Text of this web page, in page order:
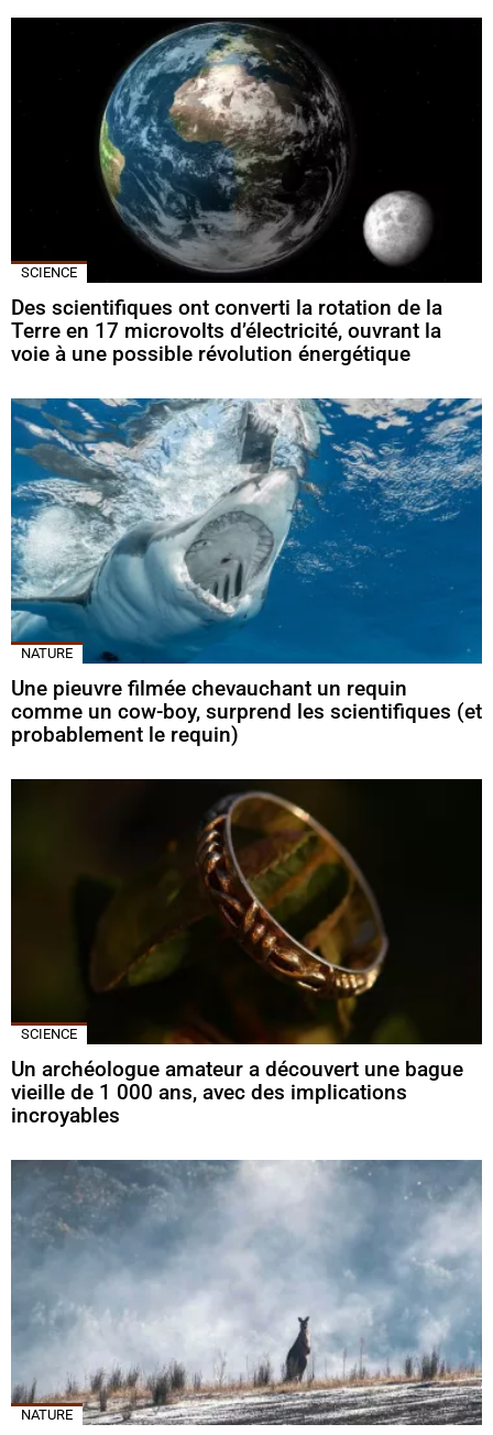
SCIENCE
Des scientifiques ont converti la rotation de la
Terre en 17 microvolts d’électricité, ouvrant la
voie à une possible révolution énergétique
NATURE
Une pieuvre filmée chevauchant un requin
comme un cow-boy, surprend les scientifiques (et
probablement le requin)
SCIENCE
Un archéologue amateur a découvert une bague
vieille de 1 000 ans, avec des implications
incroyables
NATURE